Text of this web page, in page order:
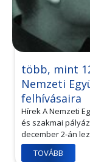
több, mint
Nemzeti
felhívásaira
Hírek A Nemzeti
és szakmai
december 2-án
TOVÁBB